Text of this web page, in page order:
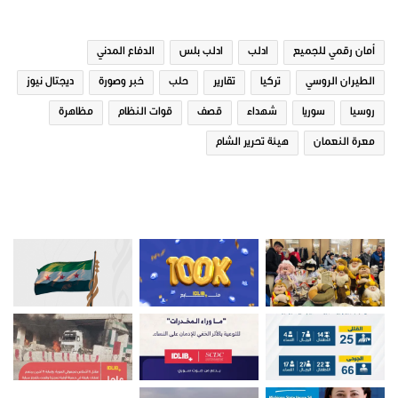
10 يونيو، 2021
في "اخبار عاجلة"
الناجية غرب ادلب
8 أبريل، 2021
في "اخبار عاجلة"
جسر الشغور قصف قوات النظام
أمان رقمي للجميع ادلب ادلب بلس الدفاع المدني
الطيران الروسي تركيا تقارير حلب خبر وصورة ديجتال نيوز
روسيا سوريا شهداء قصف قوات النظام مظاهرة
معرة النعمان هيئة تحرير الشام